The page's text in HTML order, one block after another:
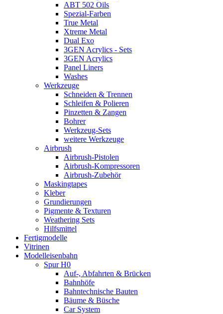
ABT 502 Oils
Spezial-Farben
True Metal
Xtreme Metal
Dual Exo
3GEN Acrylics - Sets
3GEN Acrylics
Panel Liners
Washes
Werkzeuge
Schneiden & Trennen
Schleifen & Polieren
Pinzetten & Zangen
Bohrer
Werkzeug-Sets
weitere Werkzeuge
Airbrush
Airbrush-Pistolen
Airbrush-Kompressoren
Airbrush-Zubehör
Maskingtapes
Kleber
Grundierungen
Pigmente & Texturen
Weathering Sets
Hilfsmittel
Fertigmodelle
Vitrinen
Modelleisenbahn
Spur H0
Auf-, Abfahrten & Brücken
Bahnhöfe
Bahntechnische Bauten
Bäume & Büsche
Car System